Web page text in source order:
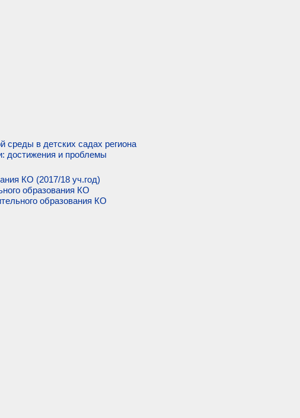
среды в детских садах региона
достижения и проблемы
КО (2017/18 уч.год)
образования КО
образования КО